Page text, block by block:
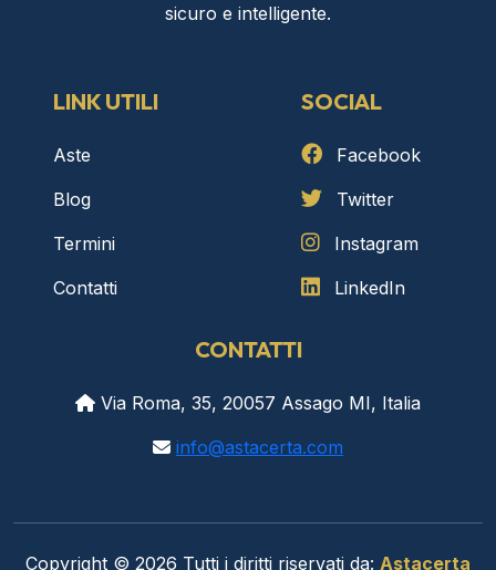
sicuro e intelligente.
LINK UTILI
Aste
Blog
Termini
Contatti
SOCIAL
Facebook
Twitter
Instagram
LinkedIn
CONTATTI
Via Roma, 35, 20057 Assago MI, Italia
info@astacerta.com
Copyright © 2026 Tutti i diritti riservati da: Astacerta